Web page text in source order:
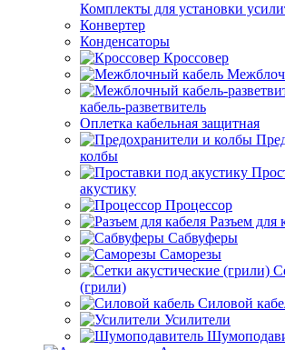
Комплекты для установки
Конвертер
Конденсаторы
Кроссовер
кабель-разветвитель
Оплетка кабельная защитная
колбы
акустику
Процессор
Разъем для
Сабвуферы
Саморезы
(грили)
Силовой
Усилители